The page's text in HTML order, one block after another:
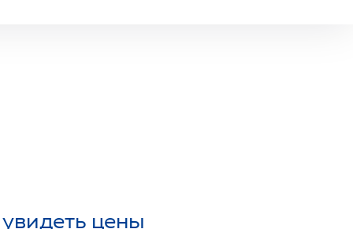
цены